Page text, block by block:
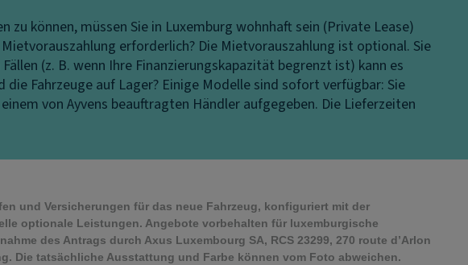
zu können, müssen Sie in Luxemburg wohnhaft sein (Private Lease)
erforderlich? Die Mietvorauszahlung ist optional. Sie
(z. B. wenn Ihre Finanzierungskapazität begrenzt ist) kann es
die Fahrzeuge auf Lager? Einige Modelle sind sofort verfügbar: Sie
von Ayvens beauftragten Händler aufgegeben. Die Lieferzeiten
und Versicherungen für das neue Fahrzeug, konfiguriert mit der
optionale Leistungen. Angebote vorbehalten für luxemburgische
des Antrags durch Axus Luxembourg SA, RCS 23299, 270 route d’Arlon
Die tatsächliche Ausstattung und Farbe können vom Foto abweichen.